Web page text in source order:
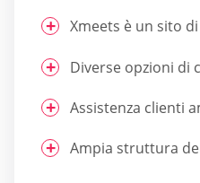
Xmeets è un sito
Diverse opzioni di
Assistenza clienti
Ampia struttura